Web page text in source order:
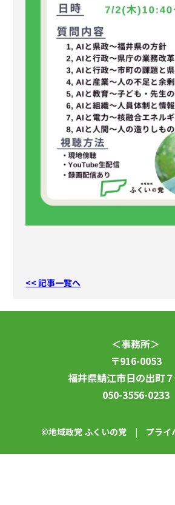
<< 記事一覧へ
＜事務所＞
〒916-0053
福井県鯖江市日の出町
050-3556-0233
©地域政党 ふくいの党 | プライ